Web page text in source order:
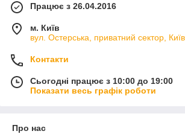
Веселого вам посткроссинга!
Працює з 26.04.2016
м. Київ
вул. Остерська, приватний сектор,
Контакти
Сьогодні працює з 10:00 до 19:00
Показати весь графік роботи
Про нас